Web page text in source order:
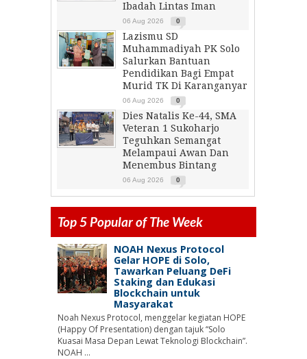
Ibadah Lintas Iman
06 Aug 2026 0
Lazismu SD
Muhammadiyah PK Solo
Salurkan Bantuan
Pendidikan Bagi Empat
Murid TK Di Karanganyar
06 Aug 2026 0
Dies Natalis Ke-44, SMA
Veteran 1 Sukoharjo
Teguhkan Semangat
Melampaui Awan Dan
Menembus Bintang
06 Aug 2026 0
Top 5 Popular of The Week
NOAH Nexus Protocol
Gelar HOPE di Solo,
Tawarkan Peluang DeFi
Staking dan Edukasi
Blockchain untuk
Masyarakat
Noah Nexus Protocol, menggelar kegiatan HOPE
(Happy Of Presentation) dengan tajuk “Solo
Kuasai Masa Depan Lewat Teknologi Blockchain”.
NOAH ...